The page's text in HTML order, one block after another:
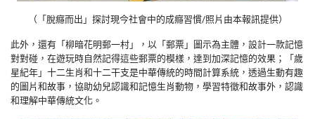
（「脫癮而出」探討現今社會中的成癮習慣/照片由本報訊提供）
此外，還有「柳暗花明郵一村」，以「郵票」圖示為主體，設計一款記憶
對對碰，在遊玩時自然記得這些郵票的模樣，達到加深記憶的效果；「歲
星紀年」十二生肖和十二干支是中華傳統的時間計算系統，透過生動有趣
的圖片和故事，協助幼兒認識和記憶生肖動物，學習特徵和故事外，認識
和理解中華傳統文化。